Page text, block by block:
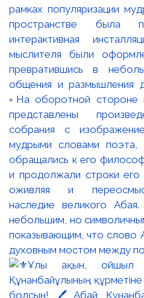
рамках популяризации
пространстве была
интерактивная
мыслителя были
превратившись в
общения и размышления
▫️На оборотной стороне
представлены
собрания с
мудрыми словами поэта,
обращались к его
и продолжали строки его
оживляя и
наследие великого
небольшим, но
показывающим, что слово
духовным мостом между